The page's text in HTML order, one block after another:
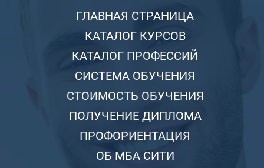
ГЛАВНАЯ СТРАНИЦА
КАТАЛОГ КУРСОВ
КАТАЛОГ ПРОФЕССИЙ
СИСТЕМА ОБУЧЕНИЯ
СТОИМОСТЬ ОБУЧЕНИЯ
ПОЛУЧЕНИЕ ДИПЛОМА
ПРОФОРИЕНТАЦИЯ
ОБ МБА СИТИ